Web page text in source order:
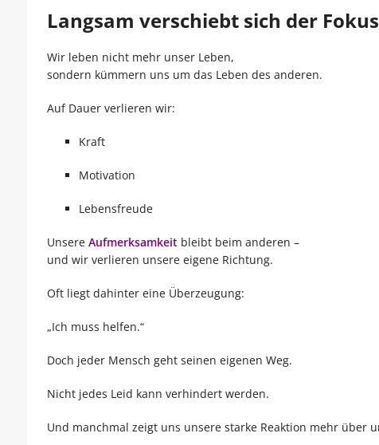
Langsam verschiebt sich der
Wir leben nicht mehr unser Leben,
sondern kümmern uns um das Leben des anderen.
Auf Dauer verlieren wir:
Kraft
Motivation
Lebensfreude
Unsere Aufmerksamkeitbleibt beim anderen –
und wir verlieren unsere eigene Richtung.
Oft liegt dahinter eine Überzeugung:
„Ich muss helfen.“
Doch jeder Mensch geht seinen eigenen Weg.
Nicht jedes Leid kann verhindert werden.
Und manchmal zeigt uns unsere starke Reaktion mehr über